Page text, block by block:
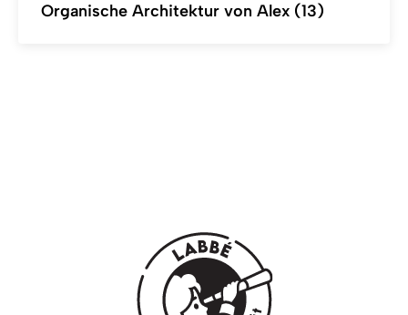
Organische Architektur von Alex (13)